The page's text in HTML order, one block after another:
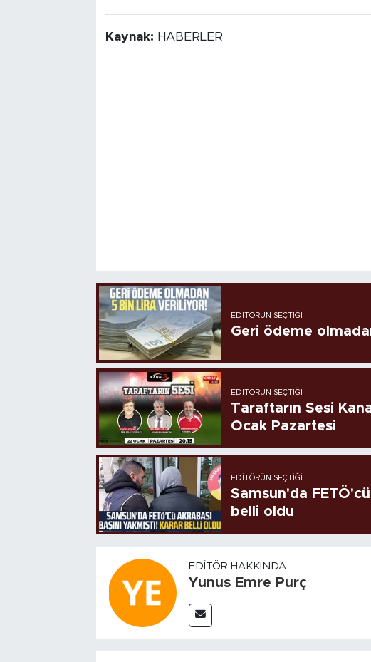
Kaynak: HABERLER
EDITÖRÜN SEÇTIĞI
Geri ödeme
EDITÖRÜN SEÇTIĞI
Taraftarın Sesi
Ocak Pazartesi
EDITÖRÜN SEÇTIĞI
Samsun'da FETÖ'cü
belli oldu
EDITÖR HAKKINDA
Yunus Emre Purç